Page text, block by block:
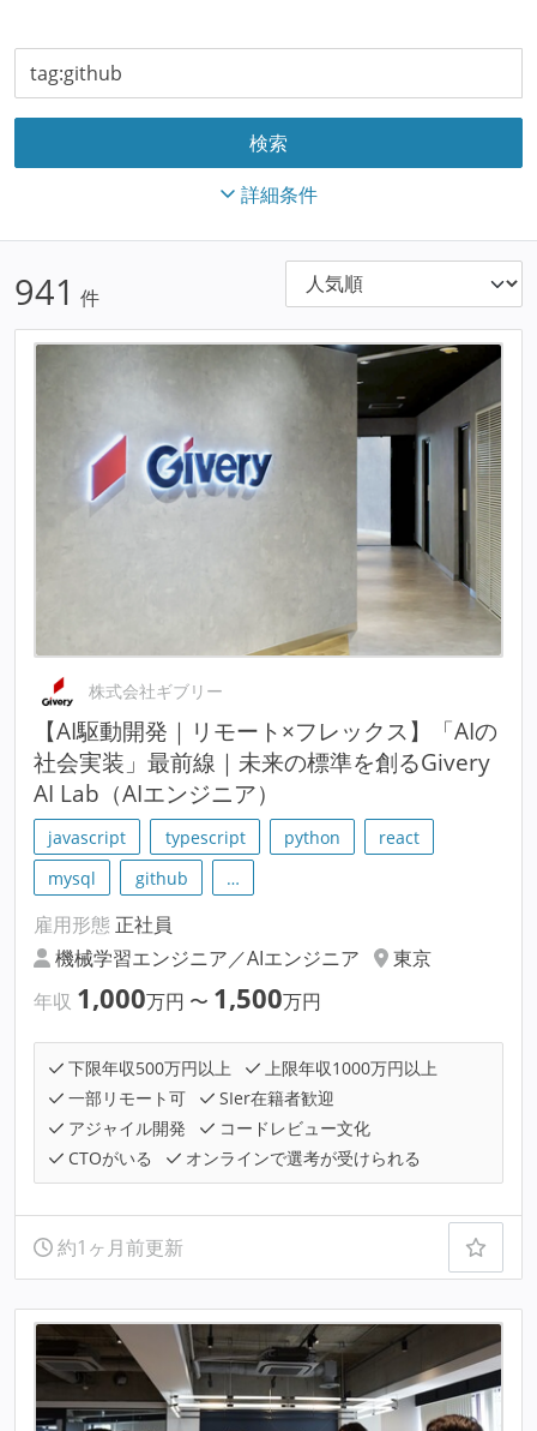
詳細条件
941 件
株式会社ギブリー
【AI駆動開発｜リモート×フレックス】「AIの
社会実装」最前線｜未来の標準を創るGivery
AI Lab（AIエンジニア）
javascript typescript python
react
mysql
github …
雇用形態 正社員
機械学習エンジニア／AIエンジニア
東京
年収 1,000万円 〜 1,500万円
下限年収500万円以上
上限年収1000万円以上
一部リモート可
SIer在籍者歓迎
アジャイル開発
コードレビュー文化
CTOがいる
オンラインで選考が受けられる
約1ヶ月前更新